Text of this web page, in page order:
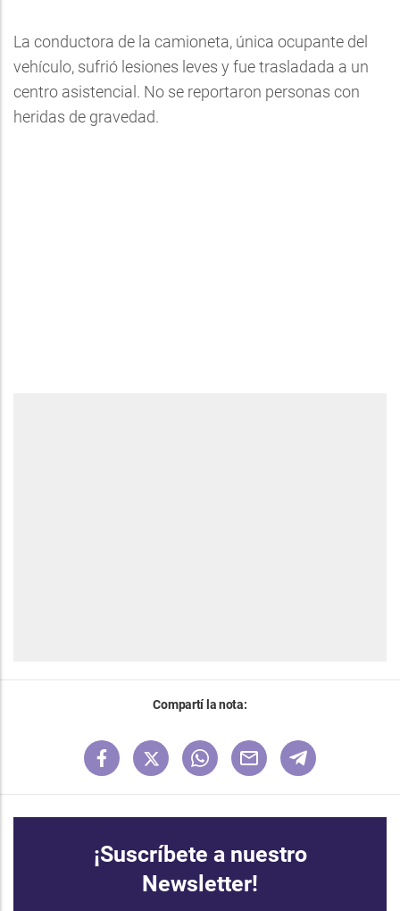
La conductora de la camioneta, única ocupante del
vehículo, sufrió lesiones leves y fue trasladada a un
centro asistencial. No se reportaron personas con
heridas de gravedad.
Compartí la nota:
¡Suscríbete a nuestro
Newsletter!